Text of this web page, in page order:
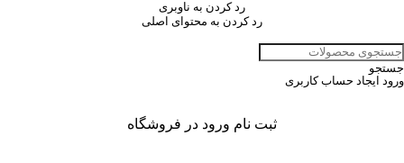
رد کردن به ناوبری
رد کردن به محتوای اصلی
جستجو
ورود ایجاد حساب کاربری
ثبت نام ورود در فروشگاه